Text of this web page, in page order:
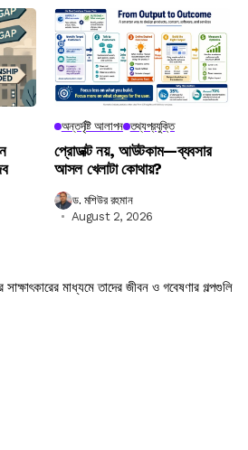
অন্তর্দৃষ্টি আলাপন তথ্যপ্রযুক্তি
প্রোডাক্ট নয়, আউটকাম—ব্যবসার
আসল খেলাটা কোথায়?
ড. মশিউর রহমান
August 2, 2026
সাক্ষাৎকারের মাধ্যমে তাদের জীবন ও গবেষণার গল্পগুলি